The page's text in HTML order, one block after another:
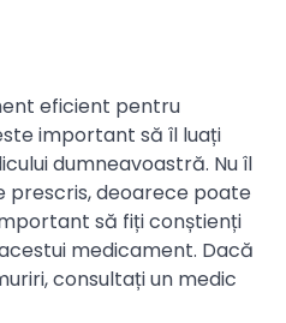
eficient pentru
important să îl luați
dumneavoastră. Nu îl
prescris, deoarece poate
să fiți conștienți
medicament. Dacă
consultați un medic